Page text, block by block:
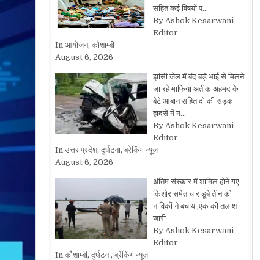
सहित कई विषयों प…
By Ashok Kesarwani-
Editor
In आयोजन, कौशाम्बी
August 6, 2026
झांसी जेल में बंद बड़े भाई से मिलने
जा रहे माफिया अतीक अहमद के
बेटे आबान सहित दो की सड़क
हादसे में म…
By Ashok Kesarwani-
Editor
In उत्तर प्रदेश, दुर्घटना, ब्रेकिंग न्यूज़
August 6, 2026
अंतिम संस्कार में शामिल होने गए
किशोर समेत चार डूबे तीन को
नाविकों ने बचाया,एक की तलाश
जारी
By Ashok Kesarwani-
Editor
In कौशाम्बी, दुर्घटना, ब्रेकिंग न्यूज़